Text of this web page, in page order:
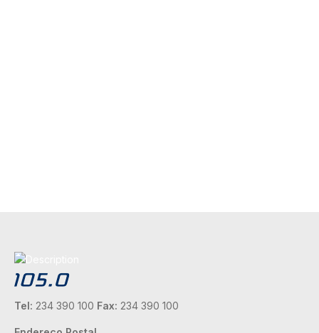
Tel: 234 390 100 Fax: 234 390 100